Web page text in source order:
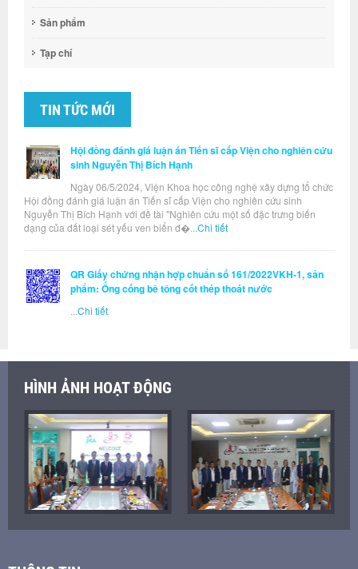
Sản phẩm
Tạp chí
TIN TỨC MỚI
Hội đồng đánh giá luận án Tiến sĩ cấp Viện cho nghiên cứu
sinh Nguyễn Thị Bích Hạnh
Ngày 06/5/2024, Viện Khoa học công nghệ xây dựng tổ chức
Hội đồng đánh giá luận án Tiến sĩ cấp Viện cho nghiên cứu sinh
Nguyễn Thị Bích Hạnh với đề tài "Nghiên cứu một số đặc trưng biến
dạng của đất loại sét yếu ven biển đ�... Chi tiết
QR Giấy chứng nhận hợp chuẩn số 161/2022VKH-1, sản
phẩm: Ống cống bê tông cốt thép thoát nước
Chi tiết
HÌNH ẢNH HOẠT ĐỘNG